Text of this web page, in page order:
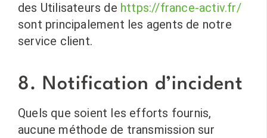
des Utilisateurs de https://france-activ.fr/
sont principalement les agents de notre
service client.
8. Notification d’incident
Quels que soient les efforts fournis,
aucune méthode de transmission sur